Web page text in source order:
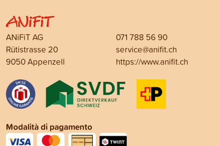
ANiFiT AG
Rütistrasse 20
9050 Appenzell
071 788 56 90
service@anifit.ch
https://www.anifit.ch
Modalità di pagamento